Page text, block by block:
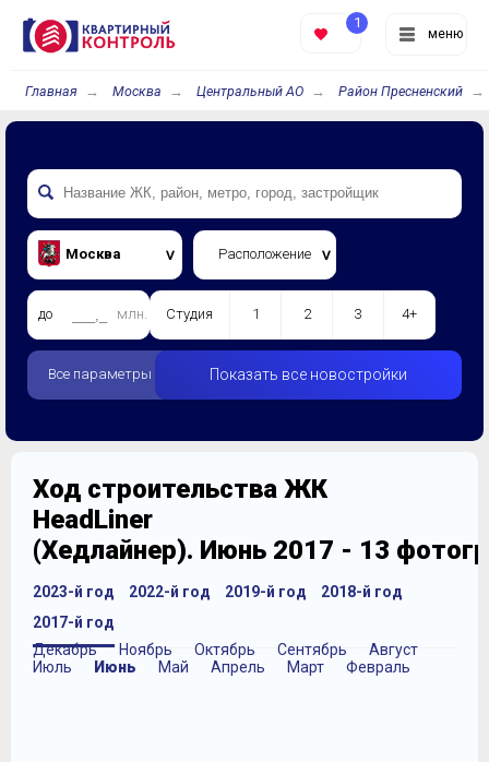
меню
1
Главная Москва Центральный АО Район Пресненский
Москва Расположение
до млн. Студия 1 2 3 4+
Все параметры Показать все новостройки
Ход строительства ЖК
HeadLiner
(Хедлайнер). Июнь 2017 - 13
2023-й год 2022-й год 2019-й год
2018-й год
2017-й год
Декабрь
Ноябрь Октябрь Сентябрь
Август
Июль
Июнь Май Апрель Март Февраль